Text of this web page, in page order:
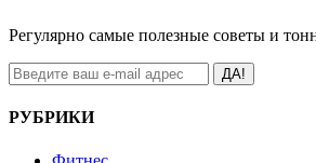
Регулярно самые полезные советы и
ДА!
РУБРИКИ